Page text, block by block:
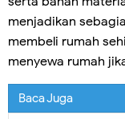
menjadikan
membeli rumah
menyewa rumah
Baca Juga